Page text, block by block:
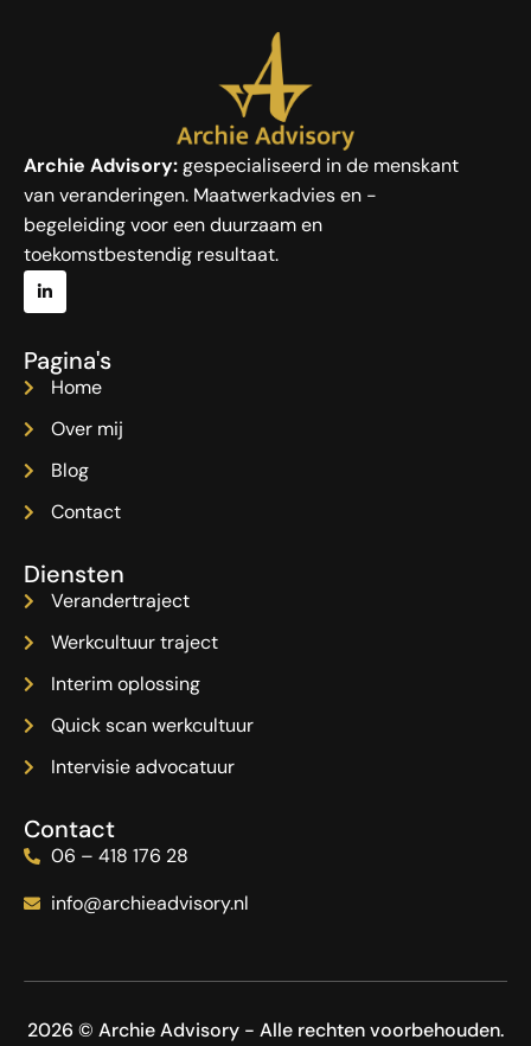
Archie Advisory:gespecialiseerd in de menskant
van veranderingen. Maatwerkadvies en -
begeleiding voor een duurzaam en
toekomstbestendig resultaat.
Pagina's
Home
Over mij
Blog
Contact
Diensten
Verandertraject
Werkcultuur traject
Interim oplossing
Quick scan werkcultuur
Intervisie advocatuur
Contact
06 – 418 176 28
info@archieadvisory.nl
2026 © Archie Advisory - Alle rechten voorbehouden.